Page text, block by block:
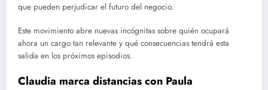
que pueden perjudicar el futuro del negocio.
Este movimiento abre nuevas incógnitas sobre quién ocupará
ahora un cargo tan relevante y qué consecuencias tendrá esta
salida en los próximos episodios.
Claudia marca distancias con Paula